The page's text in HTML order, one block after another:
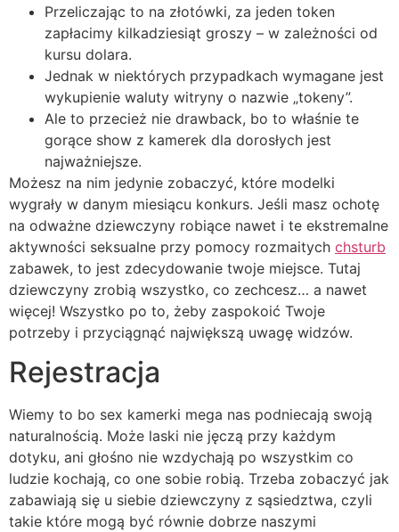
Przeliczając to na złotówki, za jeden token
zapłacimy kilkadziesiąt groszy – w zależności od
kursu dolara.
Jednak w niektórych przypadkach wymagane jest
wykupienie waluty witryny o nazwie „tokeny”.
Ale to przecież nie drawback, bo to właśnie te
gorące show z kamerek dla dorosłych jest
najważniejsze.
Możesz na nim jedynie zobaczyć, które modelki
wygrały w danym miesiącu konkurs. Jeśli masz ochotę
na odważne dziewczyny robiące nawet i te ekstremalne
aktywności seksualne przy pomocy rozmaitych chsturb
zabawek, to jest zdecydowanie twoje miejsce. Tutaj
dziewczyny zrobią wszystko, co zechcesz… a nawet
więcej! Wszystko po to, żeby zaspokoić Twoje
potrzeby i przyciągnąć największą uwagę widzów.
Rejestracja
Wiemy to bo sex kamerki mega nas podniecają swoją
naturalnością. Może laski nie jęczą przy każdym
dotyku, ani głośno nie wzdychają po wszystkim co
ludzie kochają, co one sobie robią. Trzeba zobaczyć jak
zabawiają się u siebie dziewczyny z sąsiedztwa, czyli
takie które mogą być równie dobrze naszymi